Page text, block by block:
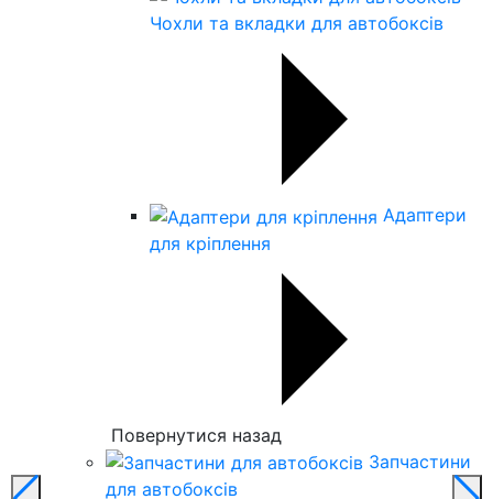
Чохли та вкладки для автобоксів
Адаптери
для кріплення
Повернутися назад
Запчастини
для автобоксів